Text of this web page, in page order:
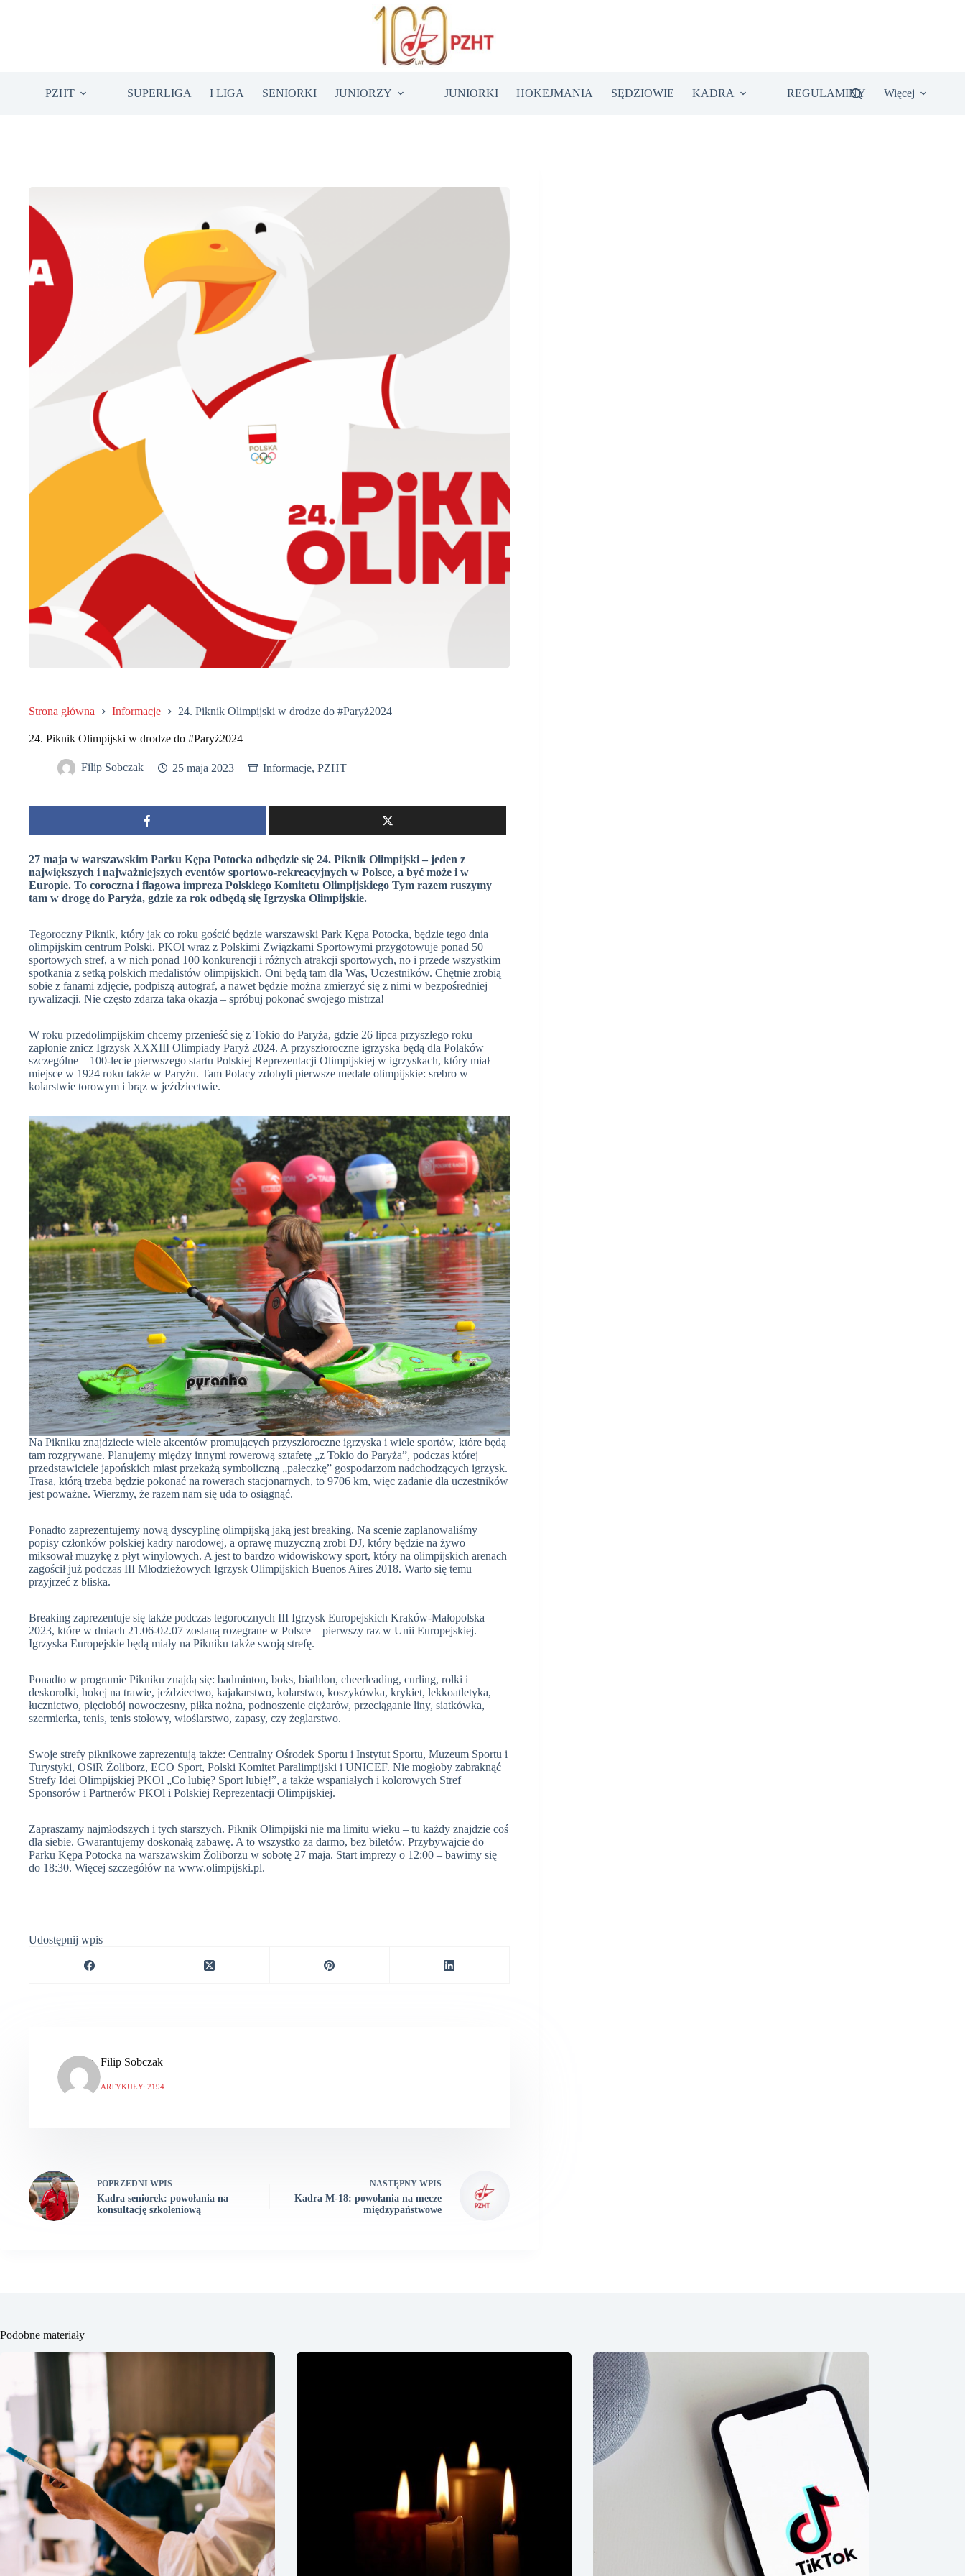
PZHT SUPERLIGA I LIGA SENIORKI JUNIORZY JUNIORKI HOKEJMANIA SĘDZIOWIE KADRA REGULAMINY Więcej
Strona główna Informacje 24. Piknik Olimpijski w drodze do #Paryż2024
24. Piknik Olimpijski w drodze do #Paryż2024
Filip Sobczak 25 maja 2023 Informacje, PZHT
27 maja w warszawskim Parku Kępa Potocka odbędzie się 24. Piknik Olimpijski – jeden z
największych i najważniejszych eventów sportowo-rekreacyjnych w Polsce, a być może i w
Europie. To coroczna i flagowa impreza Polskiego Komitetu Olimpijskiego Tym razem ruszymy
tam w drogę do Paryża, gdzie za rok odbędą się Igrzyska Olimpijskie.
Tegoroczny Piknik, który jak co roku gościć będzie warszawski Park Kępa Potocka, będzie tego dnia
olimpijskim centrum Polski. PKOl wraz z Polskimi Związkami Sportowymi przygotowuje ponad 50
sportowych stref, a w nich ponad 100 konkurencji i różnych atrakcji sportowych, no i przede wszystkim
spotkania z setką polskich medalistów olimpijskich. Oni będą tam dla Was, Uczestników. Chętnie zrobią
sobie z fanami zdjęcie, podpiszą autograf, a nawet będzie można zmierzyć się z nimi w bezpośredniej
rywalizacji. Nie często zdarza taka okazja – spróbuj pokonać swojego mistrza!
W roku przedolimpijskim chcemy przenieść się z Tokio do Paryża, gdzie 26 lipca przyszłego roku
zapłonie znicz Igrzysk XXXIII Olimpiady Paryż 2024. A przyszłoroczne igrzyska będą dla Polaków
szczególne – 100-lecie pierwszego startu Polskiej Reprezentacji Olimpijskiej w igrzyskach, który miał
miejsce w 1924 roku także w Paryżu. Tam Polacy zdobyli pierwsze medale olimpijskie: srebro w
kolarstwie torowym i brąz w jeździectwie.
Na Pikniku znajdziecie wiele akcentów promujących przyszłoroczne igrzyska i wiele sportów, które będą
tam rozgrywane. Planujemy między innymi rowerową sztafetę „z Tokio do Paryża”, podczas której
przedstawiciele japońskich miast przekażą symboliczną „pałeczkę” gospodarzom nadchodzących igrzysk.
Trasa, którą trzeba będzie pokonać na rowerach stacjonarnych, to 9706 km, więc zadanie dla uczestników
jest poważne. Wierzmy, że razem nam się uda to osiągnąć.
Ponadto zaprezentujemy nową dyscyplinę olimpijską jaką jest breaking. Na scenie zaplanowaliśmy
popisy członków polskiej kadry narodowej, a oprawę muzyczną zrobi DJ, który będzie na żywo
miksował muzykę z płyt winylowych. A jest to bardzo widowiskowy sport, który na olimpijskich arenach
zagościł już podczas III Młodzieżowych Igrzysk Olimpijskich Buenos Aires 2018. Warto się temu
przyjrzeć z bliska.
Breaking zaprezentuje się także podczas tegorocznych III Igrzysk Europejskich Kraków-Małopolska
2023, które w dniach 21.06-02.07 zostaną rozegrane w Polsce – pierwszy raz w Unii Europejskiej.
Igrzyska Europejskie będą miały na Pikniku także swoją strefę.
Ponadto w programie Pikniku znajdą się: badminton, boks, biathlon, cheerleading, curling, rolki i
deskorolki, hokej na trawie, jeździectwo, kajakarstwo, kolarstwo, koszykówka, krykiet, lekkoatletyka,
łucznictwo, pięciobój nowoczesny, piłka nożna, podnoszenie ciężarów, przeciąganie liny, siatkówka,
szermierka, tenis, tenis stołowy, wioślarstwo, zapasy, czy żeglarstwo.
Swoje strefy piknikowe zaprezentują także: Centralny Ośrodek Sportu i Instytut Sportu, Muzeum Sportu i
Turystyki, OSiR Żoliborz, ECO Sport, Polski Komitet Paralimpijski i UNICEF. Nie mogłoby zabraknąć
Strefy Idei Olimpijskiej PKOl „Co lubię? Sport lubię!”, a także wspaniałych i kolorowych Stref
Sponsorów i Partnerów PKOl i Polskiej Reprezentacji Olimpijskiej.
Zapraszamy najmłodszych i tych starszych. Piknik Olimpijski nie ma limitu wieku – tu każdy znajdzie coś
dla siebie. Gwarantujemy doskonałą zabawę. A to wszystko za darmo, bez biletów. Przybywajcie do
Parku Kępa Potocka na warszawskim Żoliborzu w sobotę 27 maja. Start imprezy o 12:00 – bawimy się
do 18:30. Więcej szczegółów na www.olimpijski.pl.
Udostępnij wpis
Filip Sobczak
ARTYKUŁY: 2194
POPRZEDNI WPIS
Kadra seniorek: powołania na
konsultację szkoleniową
NASTĘPNY WPIS
Kadra M-18: powołania na mecze
międzypaństwowe
Podobne materiały